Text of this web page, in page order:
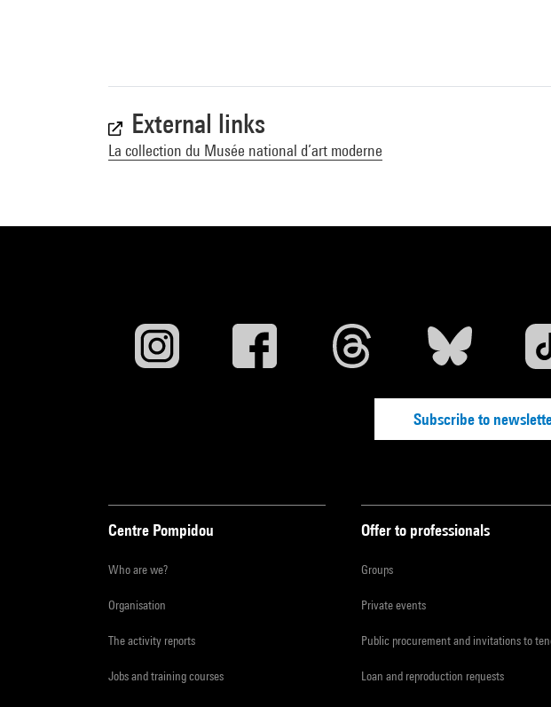
External links
La collection du Musée national d’art moderne
Subscribe to
Centre Pompidou
Who are we?
Organisation
The activity reports
Jobs and training courses
Offer to professionals
Groups
Private events
Public procurement and invitations to
Loan and reproduction requests